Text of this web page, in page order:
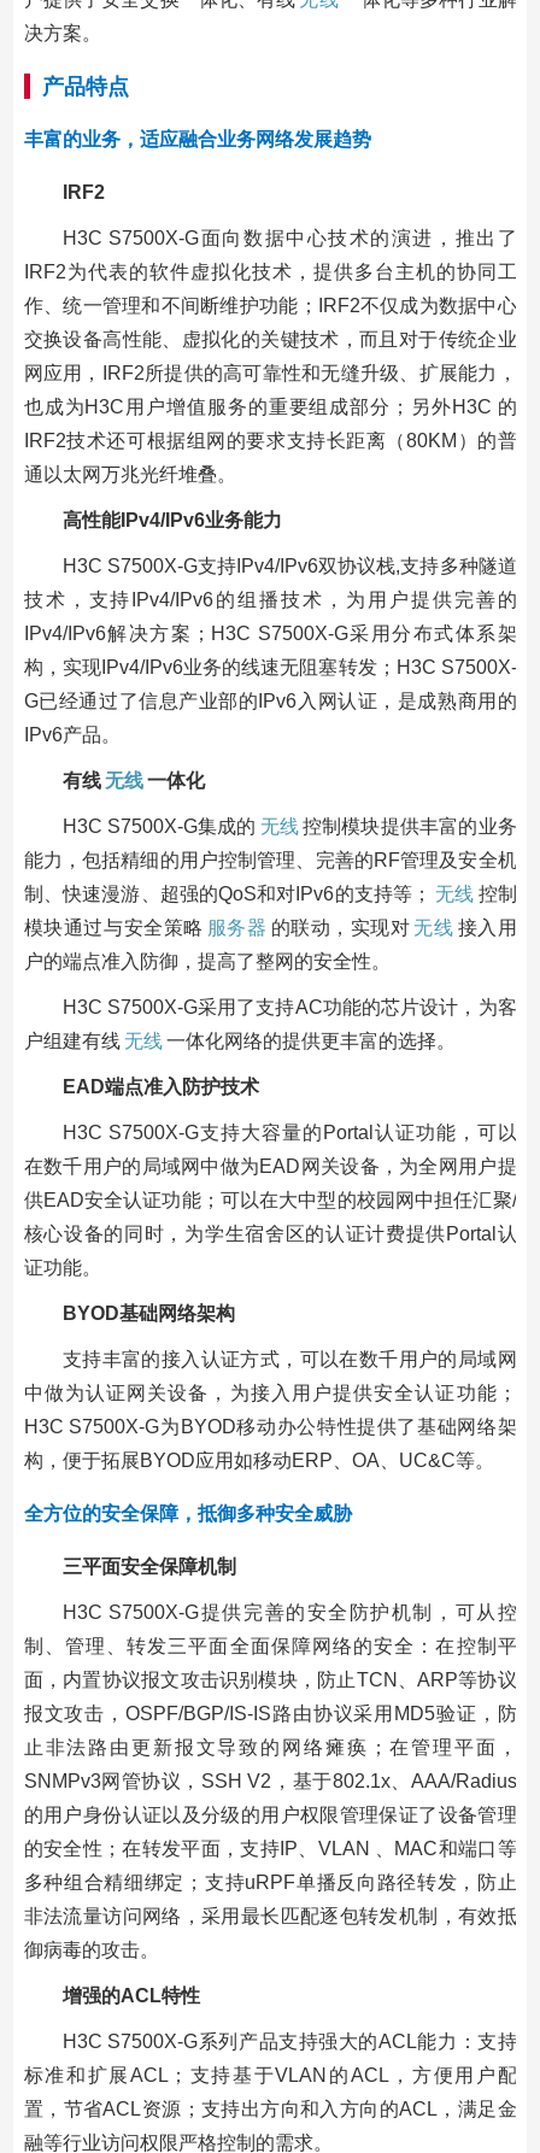
决方案。
产品特点
丰富的业务，适应融合业务网络发展趋势
IRF2
H3C S7500X-G面向数据中心技术的演进，推出了
IRF2为代表的软件虚拟化技术，提供多台主机的协同工
作、统一管理和不间断维护功能；IRF2不仅成为数据中心
交换设备高性能、虚拟化的关键技术，而且对于传统企业
网应用，IRF2所提供的高可靠性和无缝升级、扩展能力，
也成为H3C用户增值服务的重要组成部分；另外H3C 的
IRF2技术还可根据组网的要求支持长距离（80KM）的普
通以太网万兆光纤堆叠。
高性能IPv4/IPv6业务能力
H3C S7500X-G支持IPv4/IPv6双协议栈,支持多种隧道
技术，支持IPv4/IPv6的组播技术，为用户提供完善的
IPv4/IPv6解决方案；H3C S7500X-G采用分布式体系架
构，实现IPv4/IPv6业务的线速无阻塞转发；H3C S7500X-
G已经通过了信息产业部的IPv6入网认证，是成熟商用的
IPv6产品。
有线无线一体化
H3C S7500X-G集成的 无线控制模块提供丰富的业务
能力，包括精细的用户控制管理、完善的RF管理及安全机
制、快速漫游、超强的QoS和对IPv6的支持等； 无线 控制
模块通过与安全策略 服务器 的联动，实现对 无线 接入用
户的端点准入防御，提高了整网的安全性。
H3C S7500X-G采用了支持AC功能的芯片设计，为客
户组建有线无线一体化网络的提供更丰富的选择。
EAD端点准入防护技术
H3C S7500X-G支持大容量的Portal认证功能，可以
在数千用户的局域网中做为EAD网关设备，为全网用户提
供EAD安全认证功能；可以在大中型的校园网中担任汇聚/
核心设备的同时，为学生宿舍区的认证计费提供Portal认
证功能。
BYOD基础网络架构
支持丰富的接入认证方式，可以在数千用户的局域网
中做为认证网关设备，为接入用户提供安全认证功能；
H3C S7500X-G为BYOD移动办公特性提供了基础网络架
构，便于拓展BYOD应用如移动ERP、OA、UC&C等。
全方位的安全保障，抵御多种安全威胁
三平面安全保障机制
H3C S7500X-G提供完善的安全防护机制，可从控
制、管理、转发三平面全面保障网络的安全：在控制平
面，内置协议报文攻击识别模块，防止TCN、ARP等协议
报文攻击，OSPF/BGP/IS-IS路由协议采用MD5验证，防
止非法路由更新报文导致的网络瘫痪；在管理平面，
SNMPv3网管协议，SSH V2，基于802.1x、AAA/Radius
的用户身份认证以及分级的用户权限管理保证了设备管理
的安全性；在转发平面，支持IP、VLAN 、MAC和端口等
多种组合精细绑定；支持uRPF单播反向路径转发，防止
非法流量访问网络，采用最长匹配逐包转发机制，有效抵
御病毒的攻击。
增强的ACL特性
H3C S7500X-G系列产品支持强大的ACL能力：支持
标准和扩展ACL；支持基于VLAN的ACL，方便用户配
置，节省ACL资源；支持出方向和入方向的ACL，满足金
融等行业访问权限严格控制的需求。